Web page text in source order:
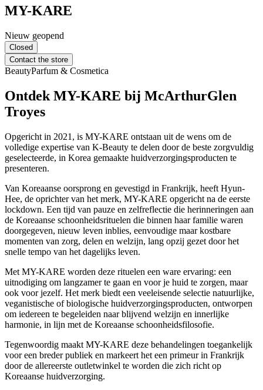
MY-KARE
Nieuw geopend
Closed
Contact the store
BeautyParfum & Cosmetica
Ontdek MY-KARE bij McArthurGlen
Troyes
Opgericht in 2021, is MY-KARE ontstaan uit de wens om de
volledige expertise van K-Beauty te delen door de beste zorgvuldig
geselecteerde, in Korea gemaakte huidverzorgingsproducten te
presenteren.
Van Koreaanse oorsprong en gevestigd in Frankrijk, heeft Hyun-
Hee, de oprichter van het merk, MY-KARE opgericht na de eerste
lockdown. Een tijd van pauze en zelfreflectie die herinneringen aan
de Koreaanse schoonheidsrituelen die binnen haar familie waren
doorgegeven, nieuw leven inblies, eenvoudige maar kostbare
momenten van zorg, delen en welzijn, lang opzij gezet door het
snelle tempo van het dagelijks leven.
Met MY-KARE worden deze rituelen een ware ervaring: een
uitnodiging om langzamer te gaan en voor je huid te zorgen, maar
ook voor jezelf. Het merk biedt een veeleisende selectie natuurlijke,
veganistische of biologische huidverzorgingsproducten, ontworpen
om iedereen te begeleiden naar blijvend welzijn en innerlijke
harmonie, in lijn met de Koreaanse schoonheidsfilosofie.
Tegenwoordig maakt MY-KARE deze behandelingen toegankelijk
voor een breder publiek en markeert het een primeur in Frankrijk
door de allereerste outletwinkel te worden die zich richt op
Koreaanse huidverzorging.